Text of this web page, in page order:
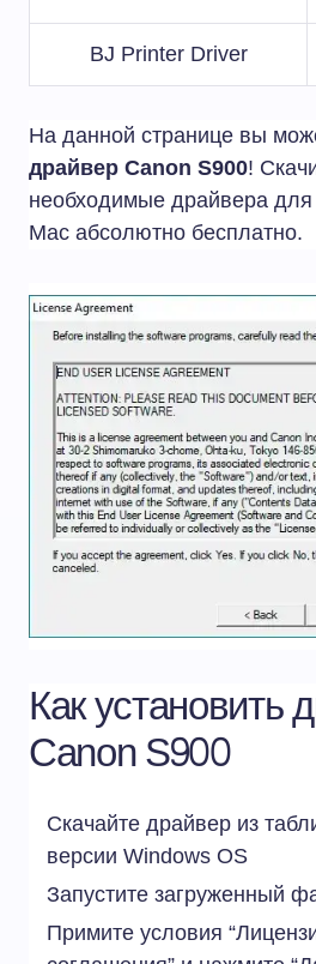
BJ Printer Driver
На данной странице вы
драйвер Canon S900!
необходимые драйвера
Mac абсолютно бесплатно.
Как установить
Canon S900
Скачайте драйвер из
версии Windows OS
Запустите загруженный
Примите условия